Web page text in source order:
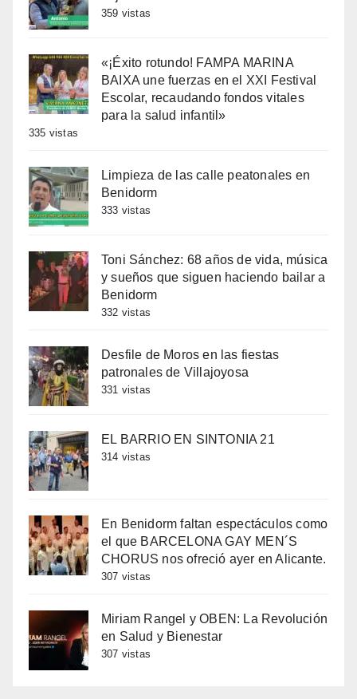
359 vistas
«¡Éxito rotundo! FAMPA MARINA
BAIXA une fuerzas en el XXI Festival
Escolar, recaudando fondos vitales
para la salud infantil»
335 vistas
Limpieza de las calle peatonales en
Benidorm
333 vistas
Toni Sánchez: 68 años de vida, música
y sueños que siguen haciendo bailar a
Benidorm
332 vistas
Desfile de Moros en las fiestas
patronales de Villajoyosa
331 vistas
EL BARRIO EN SINTONIA 21
314 vistas
En Benidorm faltan espectáculos como
el que BARCELONA GAY MEN´S
CHORUS nos ofreció ayer en Alicante.
307 vistas
Miriam Rangel y OBEN: La Revolución
en Salud y Bienestar
307 vistas